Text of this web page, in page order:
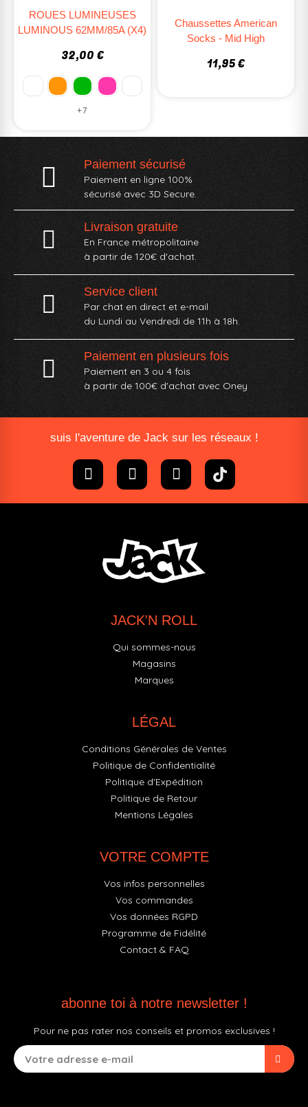
ROUES LUMINEUSES
LUMINOUS 62MM/85A (x4)
32,00 €
+7
Chaussettes American
Socks - Mid High
11,95 €
Paiement sécurisé
Paiement en ligne 100%
sécurisé avec 3D Secure.
Livraison gratuite
En France métropolitaine
à partir de 120€ d'achat.
Service client
Par chat en direct et e-mail
du Lundi au Vendredi de 11h à 18h.
Paiement en plusieurs fois
Paiement en 3 ou 4 fois
à partir de 100€ d'achat avec Oney​
suis l'aventure de Jack sur les réseaux !
JACK'N ROLL
Qui sommes-nous
Magasins
Marques
LÉGAL
Conditions Générales de Ventes
Politique de Confidentialité
Politique d'Expédition
Politique de Retour
Mentions Légales
VOTRE COMPTE
Vos infos personnelles
Vos commandes
Vos données RGPD
Programme de Fidélité
Contact & FAQ
abonne toi à notre newsletter !
Pour ne pas rater nos conseils et promos exclusives !